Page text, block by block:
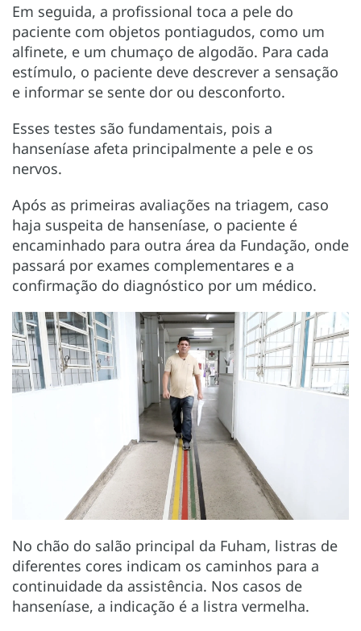
Em seguida, a profissional toca a pele do
paciente com objetos pontiagudos, como um
alfinete, e um chumaço de algodão. Para cada
estímulo, o paciente deve descrever a sensação
e informar se sente dor ou desconforto.
Esses testes são fundamentais, pois a
hanseníase afeta principalmente a pele e os
nervos.
Após as primeiras avaliações na triagem, caso
haja suspeita de hanseníase, o paciente é
encaminhado para outra área da Fundação, onde
passará por exames complementares e a
confirmação do diagnóstico por um médico.
No chão do salão principal da Fuham, listras de
diferentes cores indicam os caminhos para a
continuidade da assistência. Nos casos de
hanseníase, a indicação é a listra vermelha.